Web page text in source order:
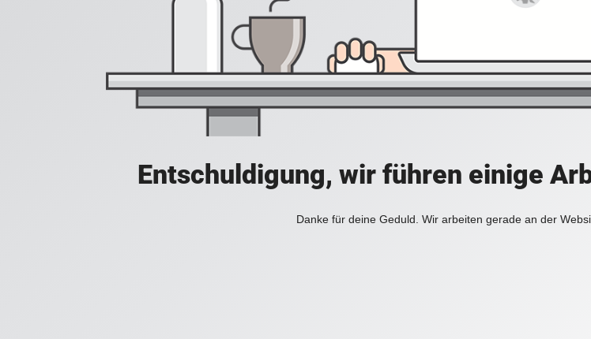
Entschuldigung, wir führen einige
Danke für deine Geduld. Wir arbeiten gerade an der